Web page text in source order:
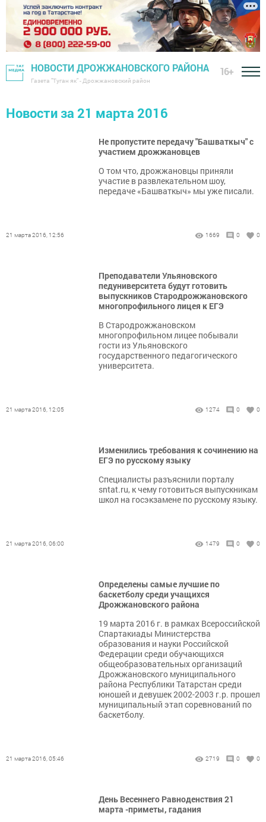
НОВОСТИ ДРОЖЖАНОВСКОГО РАЙОНА
Газета "Туган як" - Дрожжановский район
16+
Новости за 21 марта 2016
Не пропустите передачу "Башваткыч" с
участием дрожжановцев
О том что, дрожжановцы приняли
участие в развлекательном шоу,
передаче «Башваткыч» мы уже писали.
21 марта 2016, 12:56 1669 0 0
Преподаватели Ульяновского
педуниверситета будут готовить
выпускников Стародрожжановского
многопрофильного лицея к ЕГЭ
В Стародрожжановском
многопрофильном лицее побывали
гости из Ульяновского
государственного педагогического
университета.
21 марта 2016, 12:05 1274 0 0
Изменились требования к сочинению на
ЕГЭ по русскому языку
Специалисты разъяснили порталу
sntat.ru, к чему готовиться выпускникам
школ на госэкзамене по русскому языку.
21 марта 2016, 06:00 1479 0 0
Определены самые лучшие по
баскетболу среди учащихся
Дрожжановского района
19 марта 2016 г. в рамках Всероссийской
Спартакиады Министерства
образования и науки Российской
Федерации среди обучающихся
общеобразовательных организаций
Дрожжановского муниципального
района Республики Татарстан среди
юношей и девушек 2002-2003 г.р. прошел
муниципальный этап соревнований по
баскетболу.
21 марта 2016, 05:46 2719 0 0
День Весеннего Равноденствия 21
марта -приметы, гадания